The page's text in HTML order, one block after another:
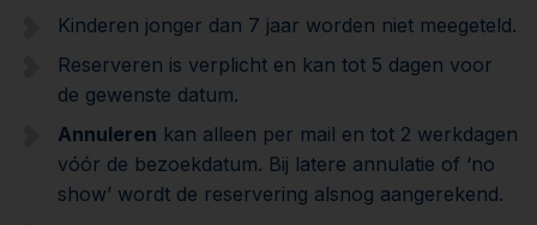
Kinderen jonger dan 7 jaar worden niet meegeteld.
Reserveren is verplicht en kan tot 5 dagen voor
de gewenste datum.
Annuleren kan alleen per mail en tot 2 werkdagen
vóór de bezoekdatum. Bij latere annulatie of ‘no
show’ wordt de reservering alsnog aangerekend.